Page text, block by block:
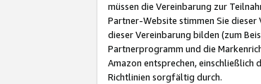
müssen die Vereinbarung zur
Partner-Website stimmen Sie dieser
dieser Vereinbarung bilden (zum
Partnerprogramm und die
Amazon entsprechen,
Richtlinien sorgfältig durch.